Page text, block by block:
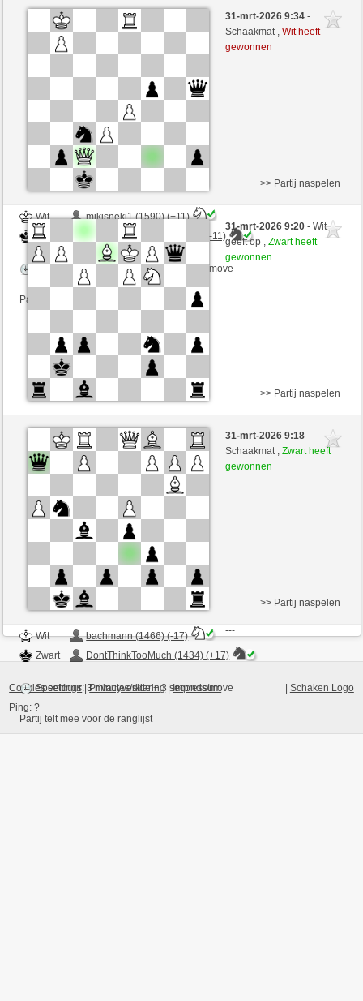
Wit
bosssanas (1349) (+21)
Zwart
DontThinkTooMuch (1456) (-21)
Partij telt mee voor de ranglijst
31-mrt-2026 9:34-
Schaakmat ,Wit heeft
gewonnen
Wit
mikisneki1 (1590) (+11)
Zwart
DontThinkTooMuch (1467) (-11)
Speelduur: 5 minutes/side + 8 seconds/move
Partij telt mee voor de ranglijst
>> Partij naspelen
31-mrt-2026 9:20- Wit
geeft op ,Zwart heeft
gewonnen
Wit
Alkanoid (1453) (-16)
Zwart
DontThinkTooMuch (1451) (+16)
Speelduur: 5 minutes/side + 3 seconds/move
Partij telt mee voor de ranglijst
>> Partij naspelen
31-mrt-2026 9:18-
Schaakmat ,Zwart heeft
gewonnen
Wit
bachmann (1466) (-17)
Zwart
DontThinkTooMuch (1434) (+17)
Speelduur: 3 minutes/side + 3 seconds/move
Partij telt mee voor de ranglijst
>> Partij naspelen
---
Schaken Logo
Cookies settings|Privacyverklaring|Impressum
Ping:?